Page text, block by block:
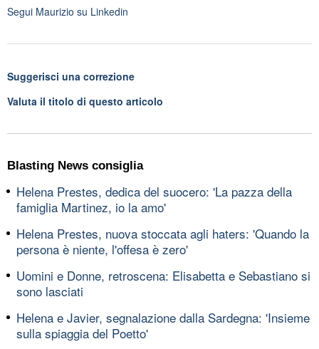
Segui Maurizio su Linkedin
Suggerisci una correzione
Valuta il titolo di questo articolo
Blasting News consiglia
Helena Prestes, dedica del suocero: 'La pazza della
famiglia Martinez, io la amo'
Helena Prestes, nuova stoccata agli haters: 'Quando la
persona è niente, l'offesa è zero'
Uomini e Donne, retroscena: Elisabetta e Sebastiano si
sono lasciati
Helena e Javier, segnalazione dalla Sardegna: 'Insieme
sulla spiaggia del Poetto'